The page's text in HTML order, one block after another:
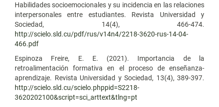
Habilidades socioemocionales y su incidencia en las relaciones
interpersonales entre estudiantes. Revista Universidad y
Sociedad, 14(4), 466-474.
http://scielo.sld.cu/pdf/rus/v14n4/2218-3620-rus-14-04-
466.pdf
Espinoza Freire, E. E. (2021). Importancia de la
retroalimentación formativa en el proceso de enseñanza-
aprendizaje. Revista Universidad y Sociedad, 13(4), 389-397.
http://scielo.sld.cu/scielo.phppid=S2218-
3620202100&script=sci_arttext&tlng=pt